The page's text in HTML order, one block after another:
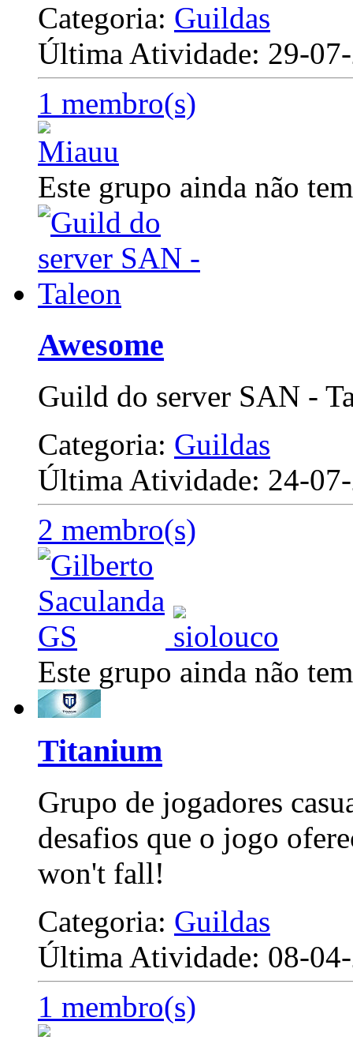
Categoria: Guildas
Última Atividade: 29-
1 membro(s)
Este grupo ainda não
Awesome
Guild do server SAN -
Categoria: Guildas
Última Atividade: 24-
2 membro(s)
Este grupo ainda não
Titanium
Grupo de jogadores
desafios que o jogo
won't fall!
Categoria: Guildas
Última Atividade: 08-
1 membro(s)